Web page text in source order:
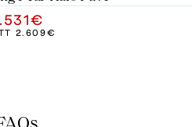
2.609€